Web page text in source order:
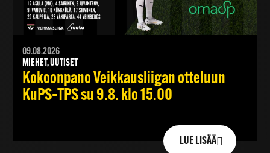
09.08.2026
MIEHET, UUTISET
Kokoonpano Veikkausliigan otteluun
KuPS–TPS su 9.8. klo 15.00
LUE LISÄÄ